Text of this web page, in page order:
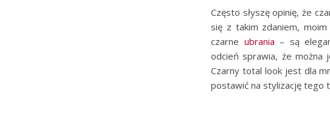
Często słyszę opinię, że
się z takim zdaniem,
czarne ubrania – są
odcień sprawia, że można
Czarny total look jest dla
postawić na stylizację tego